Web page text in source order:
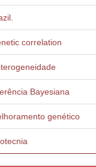
correlation
Bayesiana
genético